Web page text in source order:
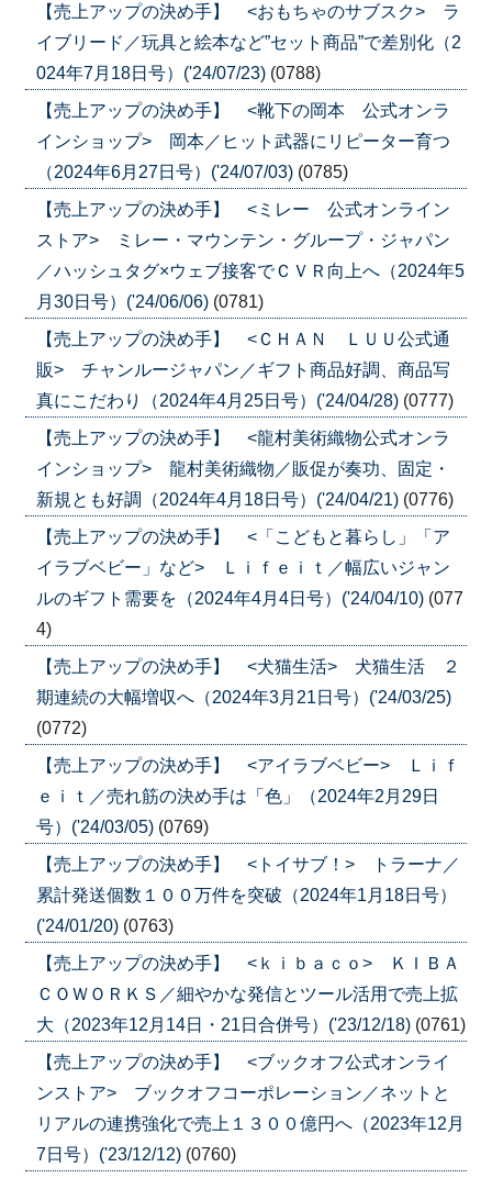
【売上アップの決め手】 <おもちゃのサブスク> ラ
イブリード／玩具と絵本など”セット商品”で差別化（2
024年7月18日号）('24/07/23) (0788)
【売上アップの決め手】 <靴下の岡本 公式オンラ
インショップ> 岡本／ヒット武器にリピーター育つ
（2024年6月27日号）('24/07/03) (0785)
【売上アップの決め手】 <ミレー 公式オンライン
ストア> ミレー・マウンテン・グループ・ジャパン
／ハッシュタグ×ウェブ接客でＣＶＲ向上へ（2024年5
月30日号）('24/06/06) (0781)
【売上アップの決め手】 <ＣＨＡＮ ＬＵＵ公式通
販> チャンルージャパン／ギフト商品好調、商品写
真にこだわり（2024年4月25日号）('24/04/28) (0777)
【売上アップの決め手】 <龍村美術織物公式オンラ
インショップ> 龍村美術織物／販促が奏功、固定・
新規とも好調（2024年4月18日号）('24/04/21) (0776)
【売上アップの決め手】 <「こどもと暮らし」「ア
イラブベビー」など> Ｌｉｆｅｉｔ／幅広いジャン
ルのギフト需要を（2024年4月4日号）('24/04/10) (077
4)
【売上アップの決め手】 <犬猫生活> 犬猫生活 ２
期連続の大幅増収へ（2024年3月21日号）('24/03/25)
(0772)
【売上アップの決め手】 <アイラブベビー> Ｌｉｆ
ｅｉｔ／売れ筋の決め手は「色」（2024年2月29日
号）('24/03/05) (0769)
【売上アップの決め手】 <トイサブ！> トラーナ／
累計発送個数１００万件を突破（2024年1月18日号）
('24/01/20) (0763)
【売上アップの決め手】 <ｋｉｂａｃｏ> ＫＩＢＡ
ＣＯＷＯＲＫＳ／細やかな発信とツール活用で売上拡
大（2023年12月14日・21日合併号）('23/12/18) (0761)
【売上アップの決め手】 <ブックオフ公式オンライ
ンストア> ブックオフコーポレーション／ネットと
リアルの連携強化で売上１３００億円へ（2023年12月
7日号）('23/12/12) (0760)